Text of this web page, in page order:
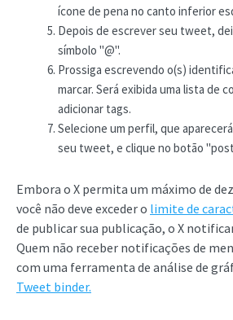
ícone de pena no canto inferior
Depois de escrever seu tweet,
símbolo "@".
Prossiga escrevendo o(s)
marcar. Será exibida uma lista de
adicionar tags.
Selecione um perfil, que
seu tweet, e clique no botão
Embora o X permita um máximo de
você não deve exceder o limite de
de publicar sua publicação, o X
Quem não receber notificações de
com uma ferramenta de análise de
Tweet binder.